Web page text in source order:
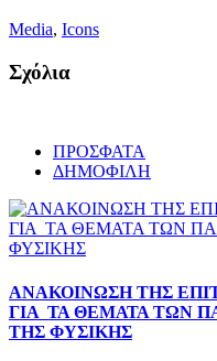
Media, Icons
Σχόλια
ΠΡΟΣΦΑΤΑ
ΔΗΜΟΦΙΛΗ
ΑΝΑΚΟΙΝΩΣΗ ΤΗΣ
ΓΙΑ ΤΑ ΘΕΜΑΤΑ ΤΩΝ
ΤΗΣ ΦΥΣΙΚΗΣ